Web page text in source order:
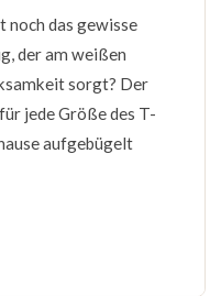
das gewisse
der am weißen
sorgt? Der
jede Größe des T-
aufgebügelt